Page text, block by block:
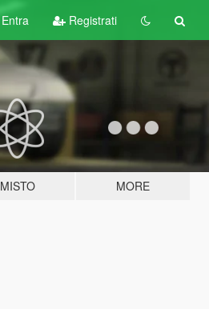
Entra Registrati
MISTO MORE